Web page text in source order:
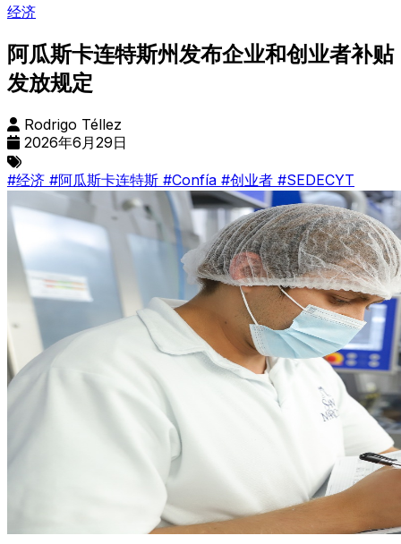
经济
阿瓜斯卡连特斯州发布企业和创业者补贴
发放规定
Rodrigo Téllez
2026年6月29日
#经济 #阿瓜斯卡连特斯 #Confía #创业者 #SEDECYT